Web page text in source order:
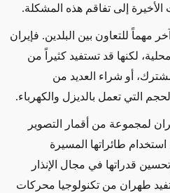
الأخيرة إلى تفاقم هذه المشكلة.
مهماً للتعاون بين البلدين. فإيران
لكنها قد تستفيد كثيراً من
أو شراء العديد من
التي تعمل بالديزل والكهرباء.
لمجموعة من أقمار التصوير
طائراتها المسيرة
قدراتها في مجال الإنذار
طهران من تكنولوجيا محركات